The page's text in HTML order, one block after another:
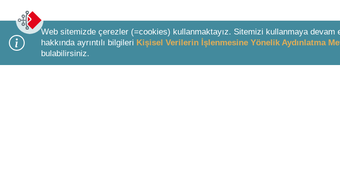
Bottom Search Toolbar Highlight Text
Web sitemizde çerezler (=cookies) kullanmaktayız. Sitemizi kullanmaya
hakkında ayrıntılı bilgileri Kişisel Verilerin İşlenmesine Yönelik Aydınlatma
bulabilirsiniz.